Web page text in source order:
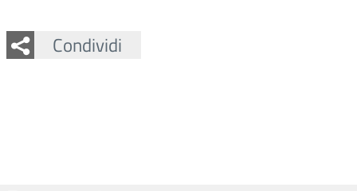
Condividi
Facebook
Twitter
Whatsapp